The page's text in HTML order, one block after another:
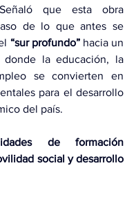
que esta obra
de lo que antes se
“sur profundo”
la educación, la
se convierten en
para el desarrollo
del país.
de formación
social y desarrollo